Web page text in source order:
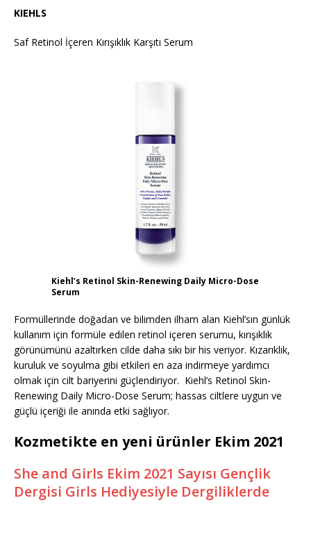
KIEHLS
Saf Retinol İçeren Kırışıklık Karşıtı Serum
Kiehl’s Retinol Skin-Renewing Daily Micro-Dose
Serum
Formüllerinde doğadan ve bilimden ilham alan Kiehl’sın günlük
kullanım için formüle edilen retinol içeren serumu, kırışıklık
görünümünü azaltırken cilde daha sıkı bir his veriyor. Kızarıklık,
kuruluk ve soyulma gibi etkileri en aza indirmeye yardımcı
olmak için cilt bariyerini güçlendiriyor. Kiehl’s Retinol Skin-
Renewing Daily Micro-Dose Serum; hassas ciltlere uygun ve
güçlü içeriği ile anında etki sağlıyor.
Kozmetikte en yeni ürünler Ekim 2021
She and Girls Ekim 2021 Sayısı Gençlik
Dergisi Girls Hediyesiyle Dergiliklerde